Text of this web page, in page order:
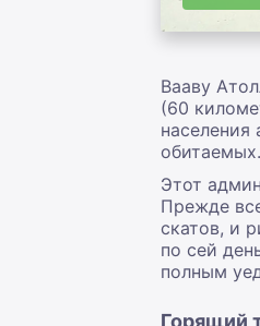
Вааву
(60
населения
обитаемых.
Этот
Прежде
скатов, и
по сей
полным
Горящий